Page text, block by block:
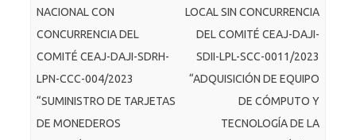
NACIONAL CON
CONCURRENCIA DEL
COMITÉ CEAJ-DAJI-SDRH-
LPN-CCC-004/2023
“SUMINISTRO DE TARJETAS
DE MONEDEROS
LOCAL SIN CONCURRENCIA
DEL COMITÉ CEAJ-DAJI-
SDII-LPL-SCC-0011/2023
“ADQUISICIÓN DE EQUIPO
DE CÓMPUTO Y
TECNOLOGÍA DE LA